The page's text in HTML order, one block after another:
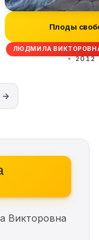
Плоды
ЛЮДМИЛА
2012
→
Викторовна